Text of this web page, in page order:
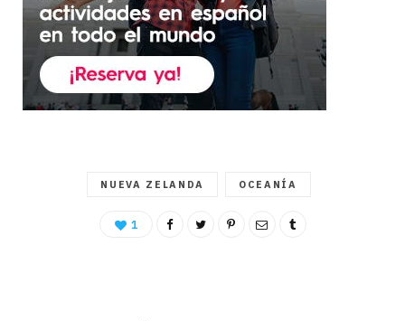
NUEVA ZELANDA OCEANÍA
1